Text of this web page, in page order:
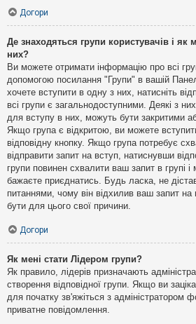
Догори
Де знаходяться групи користувачів і як
них?
Ви можете отримати інформацію про всі
допомогою посилання "Групи" в вашій
хочете вступити в одну з них, натисніть
всі групи є загальнодоступними. Деякі з
для вступу в них, можуть бути закритими
Якщо група є відкритою, ви можете
відповідну кнопку. Якщо група потребує
відправити запит на вступ, натиснувши
групи повинен схвалити ваш запит в групі
бажаєте приєднатись. Будь ласка, не
питаннями, чому він відхилив ваш запит
бути для цього свої причини.
Догори
Як мені стати Лідером групи?
Як правило, лідерів призначають
створення відповідної групи. Якщо ви
для початку зв'яжіться з адміністратором
приватне повідомлення.